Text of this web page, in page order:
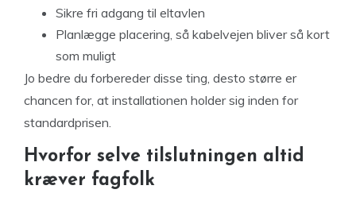
Sikre fri adgang til eltavlen
Planlægge placering, så kabelvejen bliver så kort
som muligt
Jo bedre du forbereder disse ting, desto større er
chancen for, at installationen holder sig inden for
standardprisen.
Hvorfor selve tilslutningen altid
kræver fagfolk